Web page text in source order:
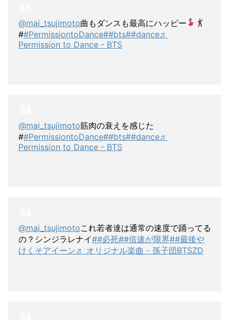
@mai_tsujimoto曲もダンスも最高にハッピー
##PermissiontoDance##bts##dance♬
Permission to Dance - BTS
@mai_tsujimoto筋肉の衰えを感じた
##PermissiontoDance##bts##dance♬
Permission to Dance - BTS
@mai_tsujimotoこれ若者達は通常の速度で踊ってる
の？シンジラレナイ##必死##倍速が限界##最後や
けくそアイーン♬ オリジナル楽曲 - 孫子団BTSZD